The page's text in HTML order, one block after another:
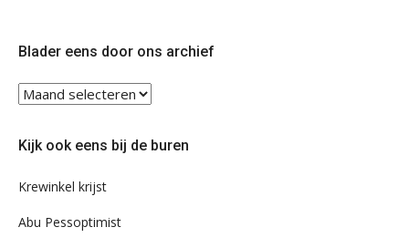
Blader eens door ons archief
Blader
eens
ons
Kijk ook eens bij de buren
Krewinkel krijst
Abu Pessoptimist